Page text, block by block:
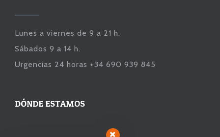
Lunes a viernes de 9 a 21 h.
Sábados 9 a 14 h.
Urgencias 24 horas +34 690 939 845
DÓNDE ESTAMOS